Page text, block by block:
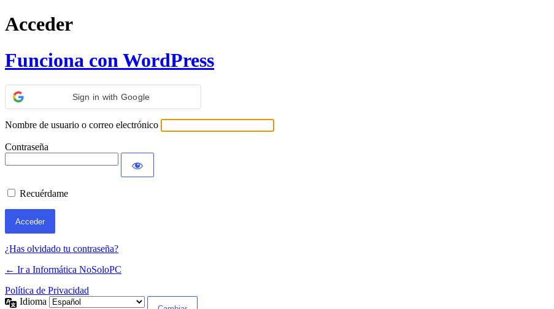
Acceder
Funciona con WordPress
Sign in with Google
Nombre de usuario o correo electrónico
Contraseña
Recuérdame
¿Has olvidado tu contraseña?
← Ir a Informática NoSoloPC
Política de Privacidad
Idioma